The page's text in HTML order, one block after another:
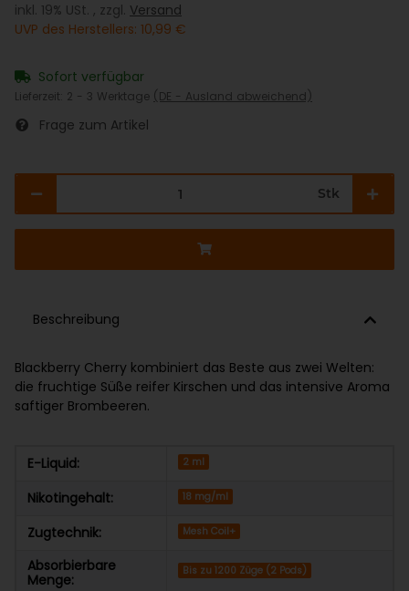
inkl. 19% USt. , zzgl. Versand
UVP des Herstellers: 10,99 €
Sofort verfügbar
Lieferzeit: 2 - 3 Werktage (DE - Ausland abweichend)
Frage zum Artikel
Stk
Beschreibung
Blackberry Cherry kombiniert das Beste aus zwei Welten:
die fruchtige Süße reifer Kirschen und das intensive Aroma
saftiger Brombeeren.
E-Liquid: 2 ml
Nikotingehalt: 18 mg/ml
Zugtechnik: Mesh Coil+
Absorbierbare
Menge:
Bis zu 1200 Züge (2 Pods)